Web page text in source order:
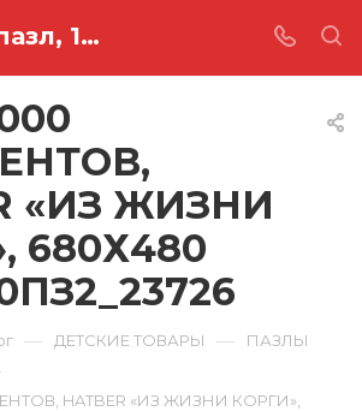
Купить пазл, 1000 фрагментов, hatber «из жизни корги», 680х480 мм 1000ПЗ2_23726 в Ростове-на-Дону
«ИЗ ЖИЗНИ
680Х480
— ДЕТСКИЕ ТОВАРЫ — ПАЗЛЫ
HATBER «ИЗ ЖИЗНИ КОРГИ»,